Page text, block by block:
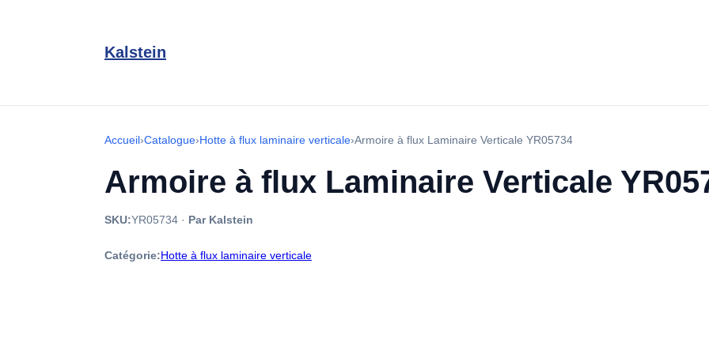
Kalstein
Accueil›Catalogue›Hotte à flux laminaire verticale›Armoire à flux Laminaire Verticale YR05734
Armoire à flux Laminaire Verticale
SKU:YR05734 · Par Kalstein
Catégorie:Hotte à flux laminaire verticale